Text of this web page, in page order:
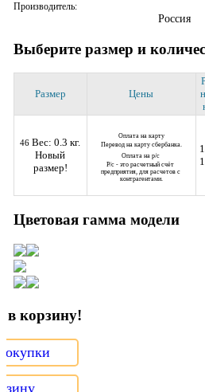
Ответы на вопросы
Версия для ПК
Производитель:
Россия
Выберите размер и
Размер Цены
46 Вес: 0.3 кг.
Новый
размер!
Оплата на карту
Перевод на карту сбербанка.
Оплата на р/с
Р/с - это расчетный счёт
предприятия, для расчетов с
контрагентами.
Цветовая гамма модели
в корзину!